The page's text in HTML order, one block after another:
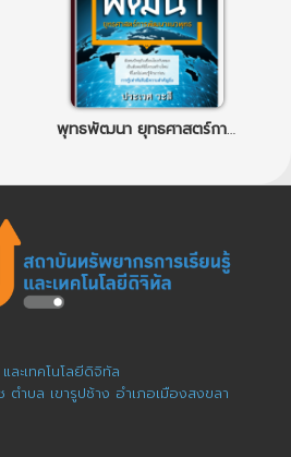
พุทธพัฒนา ยุทธศาสตร์การพัฒนาแนวพุทธ
ละเทคโนโลยีดิจิทัล
ำบล เขารูปช้าง อำเภอเมืองสงขลา